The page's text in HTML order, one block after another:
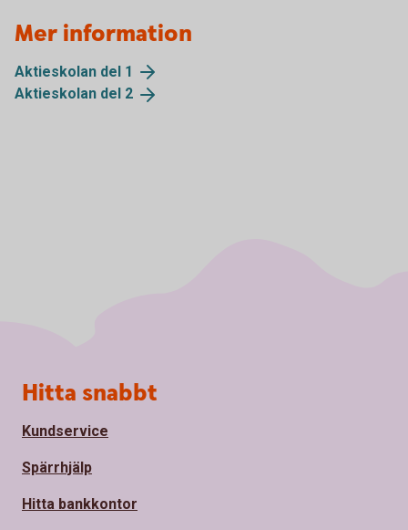
Mer information
Aktieskolan del 1
Aktieskolan del 2
Sidfot
Hitta snabbt
Kundservice
Spärrhjälp
Hitta bankkontor